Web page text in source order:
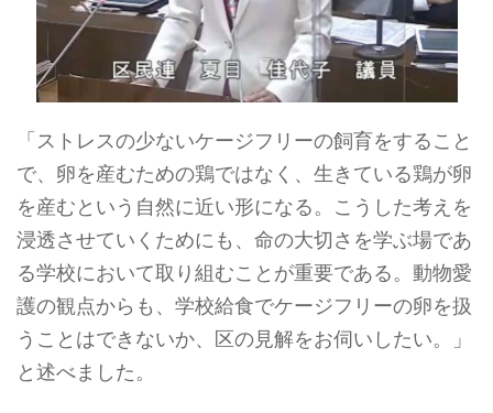
「ストレスの少ないケージフリーの飼育をすること
で、卵を産むための鶏ではなく、生きている鶏が卵
を産むという自然に近い形になる。こうした考えを
浸透させていくためにも、命の大切さを学ぶ場であ
る学校において取り組むことが重要である。動物愛
護の観点からも、学校給食でケージフリーの卵を扱
うことはできないか、区の見解をお伺いしたい。」
と述べました。